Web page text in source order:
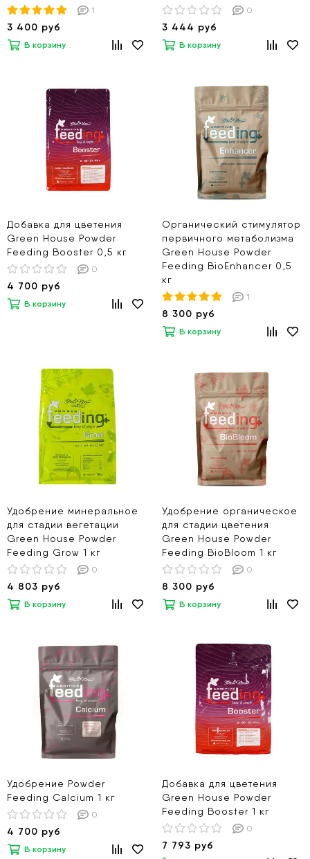
1
3 400 руб
В корзину
0
3 444 руб
В корзину
Добавка для цветения
Green House Powder
Feeding Booster 0,5 кг
0
4 700 руб
В корзину
Органический стимулятор
первичного метаболизма
Green House Powder
Feeding BioEnhancer 0,5
кг
1
8 300 руб
В корзину
Удобрение минеральное
для стадии вегетации
Green House Powder
Feeding Grow 1 кг
0
4 803 руб
В корзину
Удобрение органическое
для стадии цветения
Green House Powder
Feeding BioBloom 1 кг
0
8 300 руб
В корзину
Удобрение Powder
Feeding Calcium 1 кг
0
4 700 руб
В корзину
Добавка для цветения
Green House Powder
Feeding Booster 1 кг
0
7 793 руб